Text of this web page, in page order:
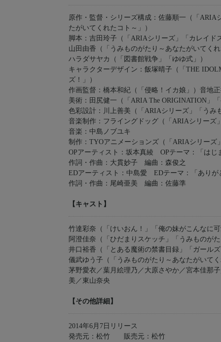
原作・監督・シリーズ構成：佐藤順一（「ARIA
たがいてくれたコト～」）
脚本：吉田玲子（「ARIAシリーズ」「カレイド
山田由香（「うみものがたり～あなたがいてく
ハラダサヤカ（「図書館戦争」「ゆゆ式」）
キャラクターデザイン：飯塚晴子（「THE
ズ！」）
作画監督：橋本和紀（「侵略！イカ娘」）音地
美術：田尻健一（「ARIA The ORIGINATION」「
色彩設計：川上善美（「ARIAシリーズ」「うみ
音楽制作：フライングドッグ（「ARIAシリーズ
音楽：中島ノブユキ
制作：TYOアニメーションズ（「ARIAシリーズ
OPアーティスト：坂本真綾 OPテーマ：「はじ
作詞・作曲：大貫妙子 編曲：森俊之
EDアーティスト：中島愛 EDテーマ：「ありが
作詞・作曲：尾崎亜美 編曲：佐藤準
【キャスト】
竹達彩奈（「けいおん！」「俺の妹がこんなに可
阿澄佳奈（「ひだまりスケッチ」「うみものが
井口裕香（「とある魔術の禁書目録」「ガールズ
儀武ゆう子（「うみものがたり～あなたがいて
茅野愛衣／葉月絵理乃／大原さやか／宮本佳那
美／東山奈央
【その他詳細】
2014年6月7日リリース
発売元：松竹 販売元：松竹